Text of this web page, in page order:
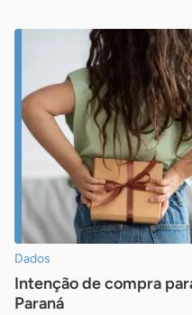
Dados
Intenção de compra
Paraná